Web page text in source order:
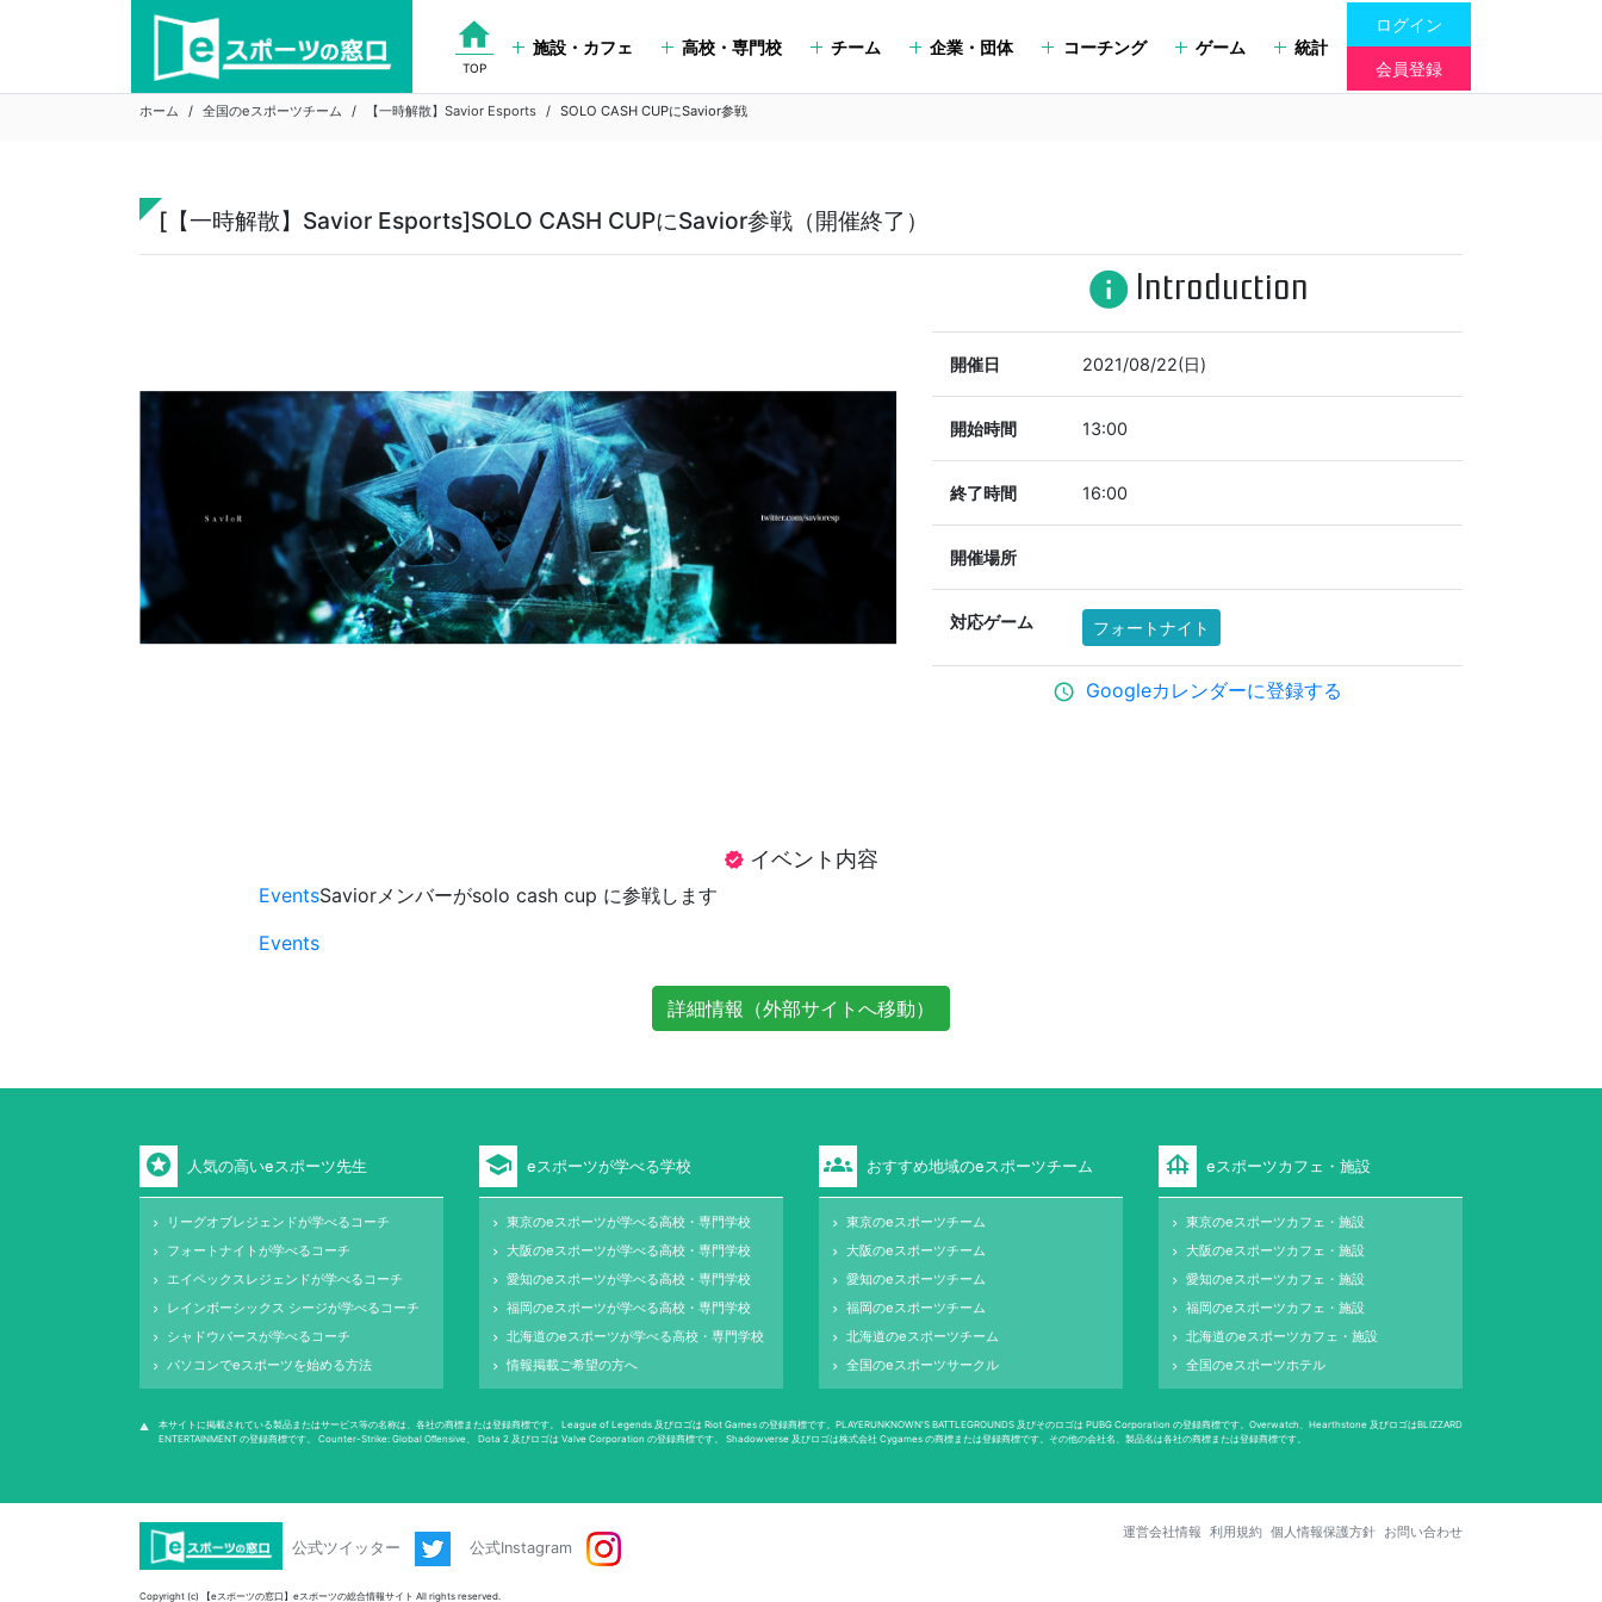
home
TOP
施設・カフェ 高校・専門校 チーム 企業・団体 コーチング ゲーム 統計
ログイン
会員登録
ホーム 全国のeスポーツチーム 【一時解散】Savior Esports SOLO CASH CUPにSavior参戦
[【一時解散】Savior Esports]SOLO CASH CUPにSavior参戦（開催終了）
info Introduction
開催日 2021/08/22(日)
開始時間 13:00
終了時間 16:00
開催場所
対応ゲーム フォートナイト
schedule Googleカレンダーに登録する
verified イベント内容
EventsSaviorメンバーがsolo cash cup に参戦します
Events
詳細情報（外部サイトへ移動）
stars 人気の高いeスポーツ先生
keyboard_arrow_right リーグオブレジェンドが学べるコーチ
keyboard_arrow_right フォートナイトが学べるコーチ
keyboard_arrow_right エイペックスレジェンドが学べるコーチ
keyboard_arrow_right レインボーシックス シージが学べるコーチ
keyboard_arrow_right シャドウバースが学べるコーチ
keyboard_arrow_right パソコンでeスポーツを始める方法
school eスポーツが学べる学校
keyboard_arrow_right 東京のeスポーツが学べる高校・専門学校
keyboard_arrow_right 大阪のeスポーツが学べる高校・専門学校
keyboard_arrow_right 愛知のeスポーツが学べる高校・専門学校
keyboard_arrow_right 福岡のeスポーツが学べる高校・専門学校
keyboard_arrow_right 北海道のeスポーツが学べる高校・専門学校
keyboard_arrow_right 情報掲載ご希望の方へ
groups おすすめ地域のeスポーツチーム
keyboard_arrow_right 東京のeスポーツチーム
keyboard_arrow_right 大阪のeスポーツチーム
keyboard_arrow_right 愛知のeスポーツチーム
keyboard_arrow_right 福岡のeスポーツチーム
keyboard_arrow_right 北海道のeスポーツチーム
keyboard_arrow_right 全国のeスポーツサークル
foundation eスポーツカフェ・施設
keyboard_arrow_right 東京のeスポーツカフェ・施設
keyboard_arrow_right 大阪のeスポーツカフェ・施設
keyboard_arrow_right 愛知のeスポーツカフェ・施設
keyboard_arrow_right 福岡のeスポーツカフェ・施設
keyboard_arrow_right 北海道のeスポーツカフェ・施設
keyboard_arrow_right 全国のeスポーツホテル
warning
本サイトに掲載されている製品またはサービス等の名称は、各社の商標または登録商標です。 League of Legends 及びロゴは Riot Games の登録商標です。PLAYERUNKNOWN'S BATTLEGROUNDS 及びそのロゴは PUBG Corporation の登録商標です。Overwatch、Hearthstone 及びロゴはBLIZZARD
ENTERTAINMENT の登録商標です。 Counter-Strike: Global Oﬀensive、 Dota 2 及びロゴは Valve Corporation の登録商標です。 Shadowverse 及びロゴは株式会社 Cygames の商標または登録商標です。その他の会社名、製品名は各社の商標または登録商標です。
公式ツイッター 公式Instagram
運営会社情報 利用規約 個人情報保護方針 お問い合わせ
Copyright (c) 【eスポーツの窓口】eスポーツの総合情報サイト All rights reserved.